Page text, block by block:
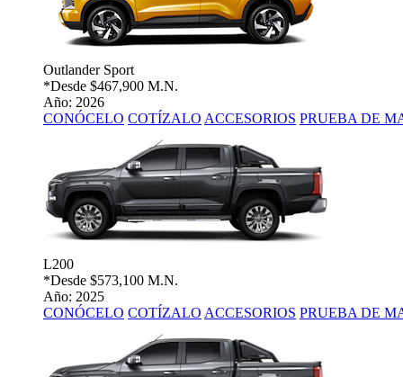
Outlander Sport
*Desde $467,900 M.N.
Año: 2026
CONÓCELO COTÍZALO ACCESORIOS PRUEBA DE
L200
*Desde $573,100 M.N.
Año: 2025
CONÓCELO COTÍZALO ACCESORIOS PRUEBA DE